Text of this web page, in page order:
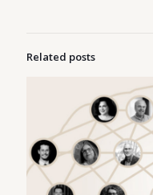
Related posts